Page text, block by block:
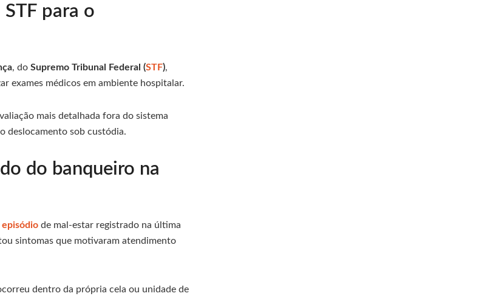
para o
, do Supremo Tribunal Federal (STF),
exames médicos em ambiente hospitalar.
mais detalhada fora do sistema
deslocamento sob custódia.
do banqueiro na
episódio de mal-estar registrado na última
sintomas que motivaram atendimento
dentro da própria cela ou unidade de